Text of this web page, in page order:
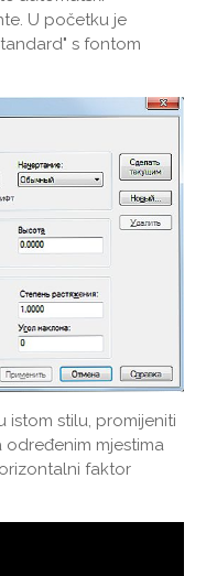
U početku je
s fontom
istom stilu, promijeniti
mjestima
faktor